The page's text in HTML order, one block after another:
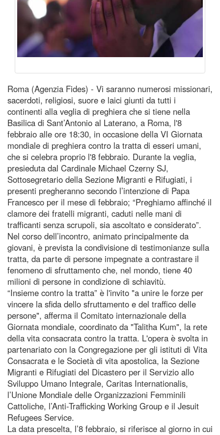
Roma (Agenzia Fides) - Vi saranno numerosi missionari,
sacerdoti, religiosi, suore e laici giunti da tutti i
continenti alla veglia di preghiera che si tiene nella
Basilica di Sant’Antonio al Laterano, a Roma, l'8
febbraio alle ore 18:30, in occasione della VI Giornata
mondiale di preghiera contro la tratta di esseri umani,
che si celebra proprio l'8 febbraio. Durante la veglia,
presieduta dal Cardinale Michael Czerny SJ,
Sottosegretario della Sezione Migranti e Rifugiati, i
presenti pregheranno secondo l’intenzione di Papa
Francesco per il mese di febbraio; “Preghiamo affinché il
clamore dei fratelli migranti, caduti nelle mani di
trafficanti senza scrupoli, sia ascoltato e considerato”.
Nel corso dell’incontro, animato principalmente da
giovani, è prevista la condivisione di testimonianze sulla
tratta, da parte di persone impegnate a contrastare il
fenomeno di sfruttamento che, nel mondo, tiene 40
milioni di persone in condizione di schiavitù.
“Insieme contro la tratta” è l'invito "a unire le forze per
vincere la sfida dello sfruttamento e del traffico delle
persone", afferma il Comitato internazionale della
Giornata mondiale, coordinato da "Talitha Kum", la rete
della vita consacrata contro la tratta. L'opera è svolta in
partenariato con la Congregazione per gli istituti di Vita
Consacrata e le Società di vita apostolica, la Sezione
Migranti e Rifugiati del Dicastero per il Servizio allo
Sviluppo Umano Integrale, Caritas Internationalis,
l’Unione Mondiale delle Organizzazioni Femminili
Cattoliche, l’Anti-Trafficking Working Group e il Jesuit
Refugees Service.
La data prescelta, l’8 febbraio, si riferisce al giorno in cui